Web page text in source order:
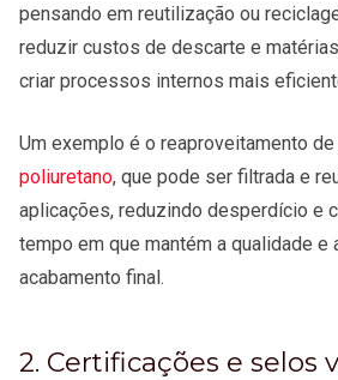
pensando em reutilização ou
reduzir custos de descarte e
criar processos internos mais
Um exemplo é o reaproveitamento
poliuretano, que pode ser filtrada e
aplicações, reduzindo desperdício e
tempo em que mantém a qualidade e
acabamento final.
2. Certificações e selos